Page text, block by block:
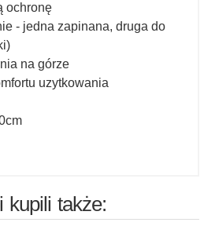
ochronę
- jedna zapinana, druga do
na górze
uzytkowania
kupili także: